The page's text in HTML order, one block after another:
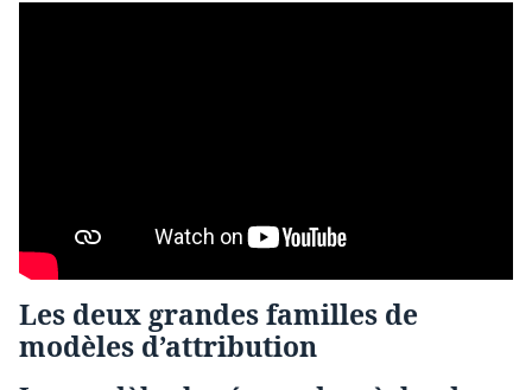
Les deux grandes familles de
modèles d’attribution